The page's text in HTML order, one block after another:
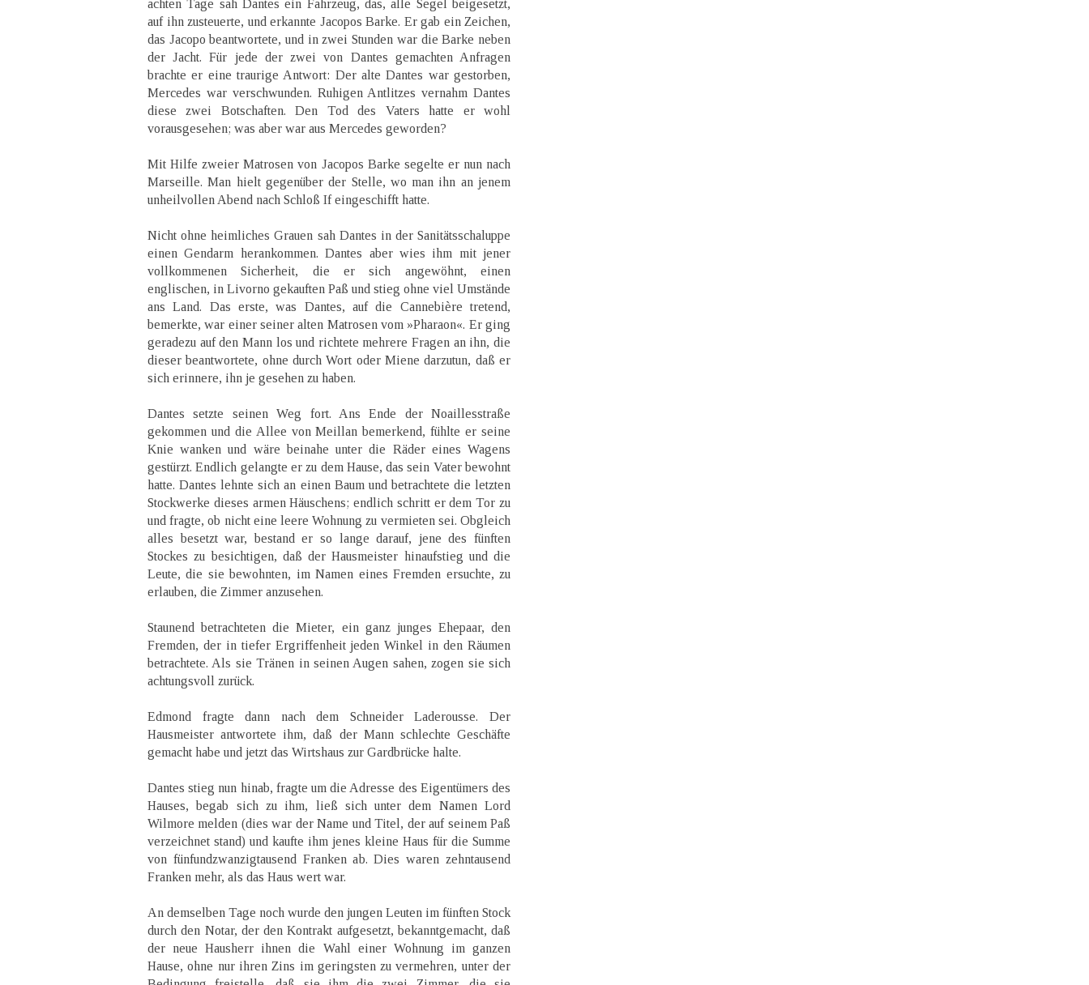
achten Tage sah Dantes ein Fahrzeug, das, alle Segel beigesetzt,
auf ihn zusteuerte, und erkannte Jacopos Barke. Er gab ein Zeichen,
das Jacopo beantwortete, und in zwei Stunden war die Barke neben
der Jacht. Für jede der zwei von Dantes gemachten Anfragen
brachte er eine traurige Antwort: Der alte Dantes war gestorben,
Mercedes war verschwunden. Ruhigen Antlitzes vernahm Dantes
diese zwei Botschaften. Den Tod des Vaters hatte er wohl
vorausgesehen; was aber war aus Mercedes geworden?
Mit Hilfe zweier Matrosen von Jacopos Barke segelte er nun nach
Marseille. Man hielt gegenüber der Stelle, wo man ihn an jenem
unheilvollen Abend nach Schloß If eingeschifft hatte.
Nicht ohne heimliches Grauen sah Dantes in der Sanitätsschaluppe
einen Gendarm herankommen. Dantes aber wies ihm mit jener
vollkommenen Sicherheit, die er sich angewöhnt, einen
englischen, in Livorno gekauften Paß und stieg ohne viel Umstände
ans Land. Das erste, was Dantes, auf die Cannebière tretend,
bemerkte, war einer seiner alten Matrosen vom »Pharaon«. Er ging
geradezu auf den Mann los und richtete mehrere Fragen an ihn, die
dieser beantwortete, ohne durch Wort oder Miene darzutun, daß er
sich erinnere, ihn je gesehen zu haben.
Dantes setzte seinen Weg fort. Ans Ende der Noaillesstraße
gekommen und die Allee von Meillan bemerkend, fühlte er seine
Knie wanken und wäre beinahe unter die Räder eines Wagens
gestürzt. Endlich gelangte er zu dem Hause, das sein Vater bewohnt
hatte. Dantes lehnte sich an einen Baum und betrachtete die letzten
Stockwerke dieses armen Häuschens; endlich schritt er dem Tor zu
und fragte, ob nicht eine leere Wohnung zu vermieten sei. Obgleich
alles besetzt war, bestand er so lange darauf, jene des fünften
Stockes zu besichtigen, daß der Hausmeister hinaufstieg und die
Leute, die sie bewohnten, im Namen eines Fremden ersuchte, zu
erlauben, die Zimmer anzusehen.
Staunend betrachteten die Mieter, ein ganz junges Ehepaar, den
Fremden, der in tiefer Ergriffenheit jeden Winkel in den Räumen
betrachtete. Als sie Tränen in seinen Augen sahen, zogen sie sich
achtungsvoll zurück.
Edmond fragte dann nach dem Schneider Laderousse. Der
Hausmeister antwortete ihm, daß der Mann schlechte Geschäfte
gemacht habe und jetzt das Wirtshaus zur Gardbrücke halte.
Dantes stieg nun hinab, fragte um die Adresse des Eigentümers des
Hauses, begab sich zu ihm, ließ sich unter dem Namen Lord
Wilmore melden (dies war der Name und Titel, der auf seinem Paß
verzeichnet stand) und kaufte ihm jenes kleine Haus für die Summe
von fünfundzwanzigtausend Franken ab. Dies waren zehntausend
Franken mehr, als das Haus wert war.
An demselben Tage noch wurde den jungen Leuten im fünften Stock
durch den Notar, der den Kontrakt aufgesetzt, bekanntgemacht, daß
der neue Hausherr ihnen die Wahl einer Wohnung im ganzen
Hause, ohne nur ihren Zins im geringsten zu vermehren, unter der